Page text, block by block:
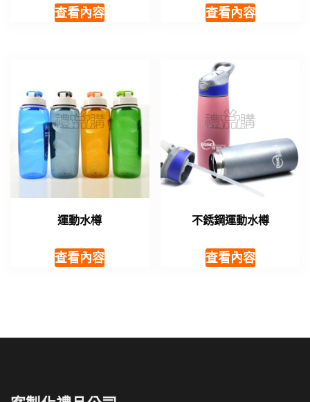
查看內容 查看內容
運動水樽
查看內容
不銹鋼運動水樽
查看內容